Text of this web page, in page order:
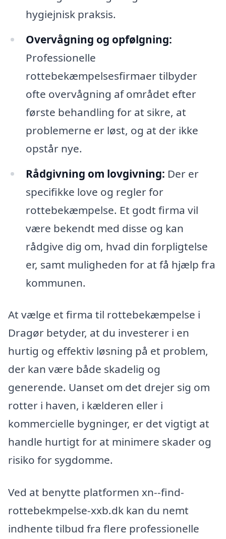
hygiejnisk praksis.
Overvågning og opfølgning:
Professionelle
rottebekæmpelsesfirmaer tilbyder
ofte overvågning af området efter
første behandling for at sikre, at
problemerne er løst, og at der ikke
opstår nye.
Rådgivning om lovgivning: Der er
specifikke love og regler for
rottebekæmpelse. Et godt firma vil
være bekendt med disse og kan
rådgive dig om, hvad din forpligtelse
er, samt muligheden for at få hjælp fra
kommunen.
At vælge et firma til rottebekæmpelse i
Dragør betyder, at du investerer i en
hurtig og effektiv løsning på et problem,
der kan være både skadelig og
generende. Uanset om det drejer sig om
rotter i haven, i kælderen eller i
kommercielle bygninger, er det vigtigt at
handle hurtigt for at minimere skader og
risiko for sygdomme.
Ved at benytte platformen xn--find-
rottebekmpelse-xxb.dk kan du nemt
indhente tilbud fra flere professionelle